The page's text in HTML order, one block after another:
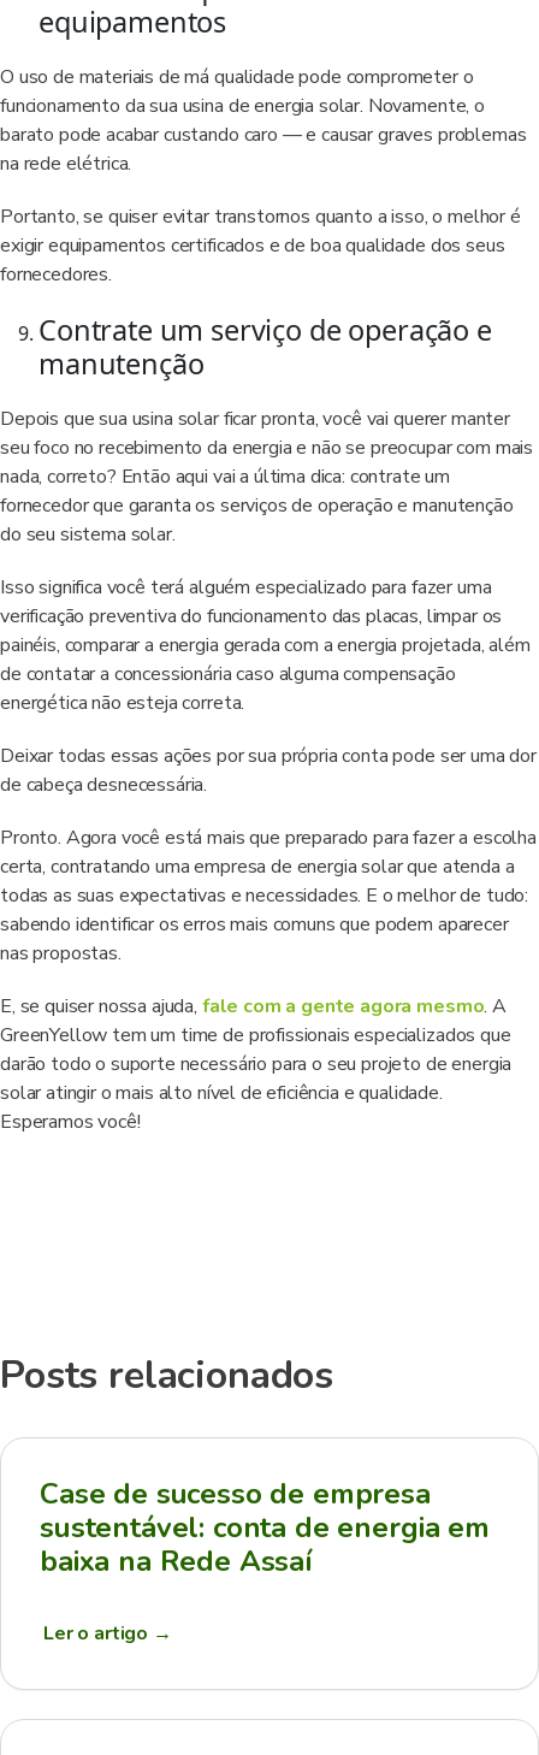
equipamentos
O uso de materiais de má qualidade pode comprometer o
funcionamento da sua usina de energia solar. Novamente, o
barato pode acabar custando caro — e causar graves problemas
na rede elétrica.
Portanto, se quiser evitar transtornos quanto a isso, o melhor é
exigir equipamentos certificados e de boa qualidade dos seus
fornecedores.
Contrate um serviço de operação e
manutenção
Depois que sua usina solar ficar pronta, você vai querer manter
seu foco no recebimento da energia e não se preocupar com mais
nada, correto? Então aqui vai a última dica: contrate um
fornecedor que garanta os serviços de operação e manutenção
do seu sistema solar.
Isso significa você terá alguém especializado para fazer uma
verificação preventiva do funcionamento das placas, limpar os
painéis, comparar a energia gerada com a energia projetada, além
de contatar a concessionária caso alguma compensação
energética não esteja correta.
Deixar todas essas ações por sua própria conta pode ser uma dor
de cabeça desnecessária.
Pronto. Agora você está mais que preparado para fazer a escolha
certa, contratando uma empresa de energia solar que atenda a
todas as suas expectativas e necessidades. E o melhor de tudo:
sabendo identificar os erros mais comuns que podem aparecer
nas propostas.
E, se quiser nossa ajuda, fale com a gente agora mesmo. A
GreenYellow tem um time de profissionais especializados que
darão todo o suporte necessário para o seu projeto de energia
solar atingir o mais alto nível de eficiência e qualidade.
Esperamos você!
Posts relacionados
Case de sucesso de empresa
sustentável: conta de energia em
baixa na Rede Assaí
Ler o artigo →